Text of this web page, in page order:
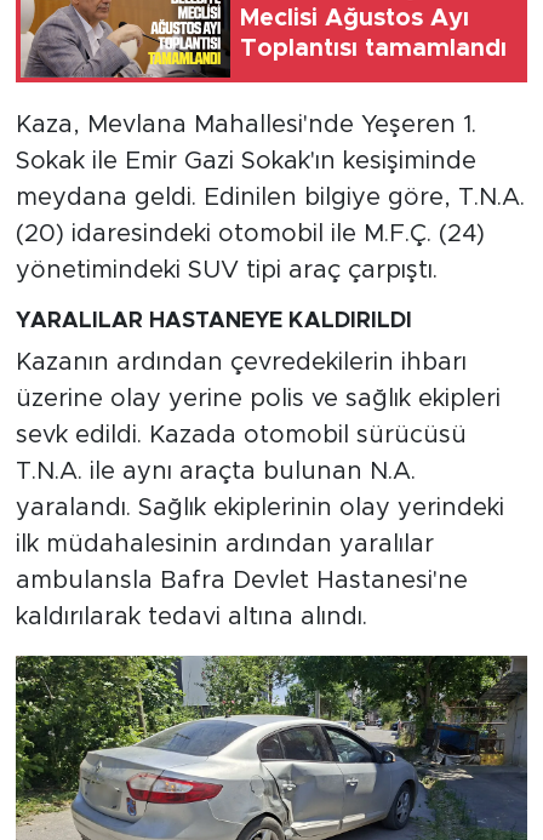
Meclisi Ağustos Ayı
Toplantısı tamamlandı
Kaza, Mevlana Mahallesi'nde Yeşeren 1.
Sokak ile Emir Gazi Sokak'ın kesişiminde
meydana geldi. Edinilen bilgiye göre, T.N.A.
(20) idaresindeki otomobil ile M.F.Ç. (24)
yönetimindeki SUV tipi araç çarpıştı.
YARALILAR HASTANEYE KALDIRILDI
Kazanın ardından çevredekilerin ihbarı
üzerine olay yerine polis ve sağlık ekipleri
sevk edildi. Kazada otomobil sürücüsü
T.N.A. ile aynı araçta bulunan N.A.
yaralandı. Sağlık ekiplerinin olay yerindeki
ilk müdahalesinin ardından yaralılar
ambulansla Bafra Devlet Hastanesi'ne
kaldırılarak tedavi altına alındı.